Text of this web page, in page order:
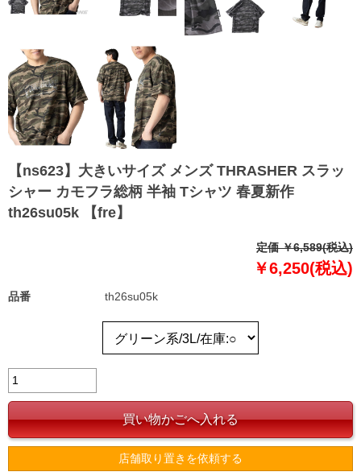
【ns623】大きいサイズ メンズ THRASHER スラッ
シャー カモフラ総柄 半袖 Tシャツ 春夏新作
th26su05k 【fre】
定価 ￥6,589(税込)
￥6,250(税込)
品番 th26su05k
店舗取り置きを依頼する